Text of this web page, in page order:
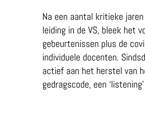
Na een aantal kritieke
leiding in de VS, bleek het
gebeurtenissen plus de
individuele docenten.
actief aan het herstel van
gedragscode, een